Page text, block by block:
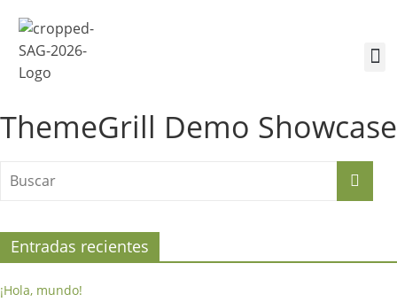
ThemeGrill Demo Showcase
Entradas recientes
¡Hola, mundo!